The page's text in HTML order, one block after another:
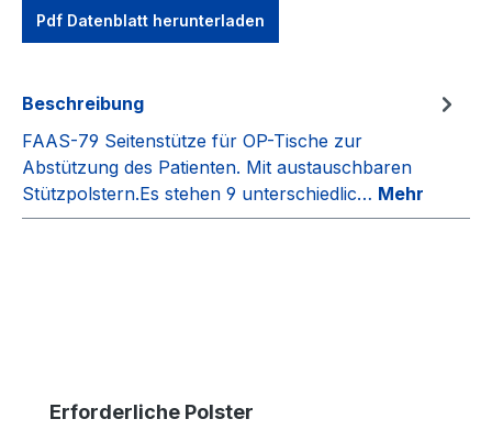
Pdf Datenblatt herunterladen
Beschreibung
FAAS-79 Seitenstütze für OP-Tische zur
Abstützung des Patienten. Mit austauschbaren
Stützpolstern.Es stehen 9 unterschiedlic… Mehr
Produktgalerie überspringen
Erforderliche Polster